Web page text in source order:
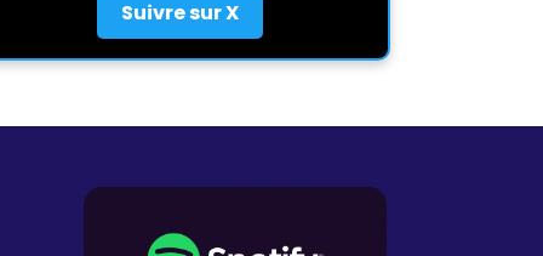
Suivre sur X